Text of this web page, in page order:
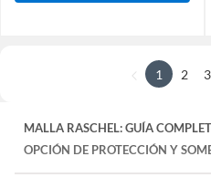
1 2 3
MALLA RASCHEL: GUÍA
OPCIÓN DE PROTECCIÓN Y